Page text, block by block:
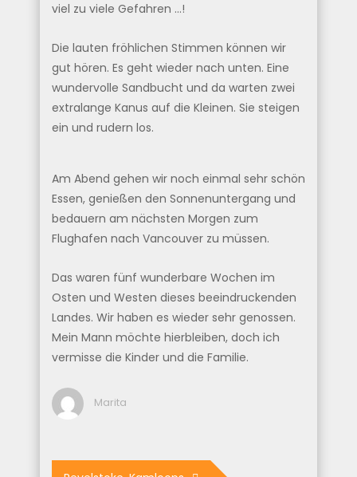
viel zu viele Gefahren …!
Die lauten fröhlichen Stimmen können wir
gut hören. Es geht wieder nach unten. Eine
wundervolle Sandbucht und da warten zwei
extralange Kanus auf die Kleinen. Sie steigen
ein und rudern los.
Am Abend gehen wir noch einmal sehr schön
Essen, genießen den Sonnenuntergang und
bedauern am nächsten Morgen zum
Flughafen nach Vancouver zu müssen.
Das waren fünf wunderbare Wochen im
Osten und Westen dieses beeindruckenden
Landes. Wir haben es wieder sehr genossen.
Mein Mann möchte hierbleiben, doch ich
vermisse die Kinder und die Familie.
Marita
Beitragsnavigation